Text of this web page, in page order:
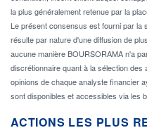
la plus généralement retenue par la
Le présent consensus est fourni par
résulte par nature d'une diffusion de
aucune manière BOURSORAMA n'a
discrétionnaire quant à la sélection
opinions de chaque analyste financier
sont disponibles et accessibles via les
ACTIONS LES PLUS